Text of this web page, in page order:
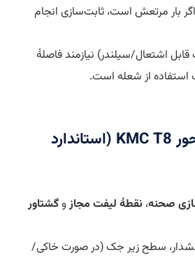
بار مرتعش است، ثابت‌سازی انجام
اشتعال/سیلندر) نیازمند فاصلهٔ
استفاده از شعله است.
پنچرگیری مدل‌محور KMC T8 (استاندارد
صحنه، نقطهٔ لیفت مجازوگشتاور
سطح زیر جک (در صورت خاکی/